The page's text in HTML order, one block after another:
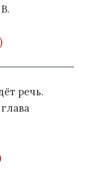
речь.